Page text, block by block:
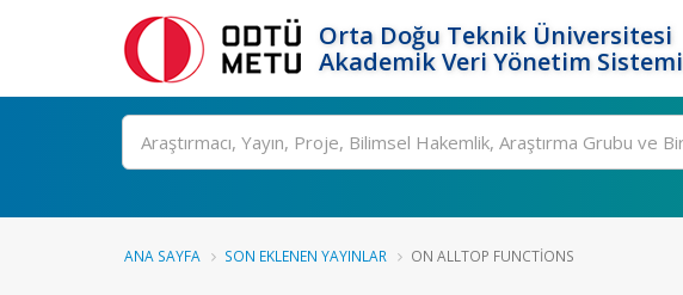
Orta Doğu Teknik Üniversitesi
Akademik Veri Yönetim Sistemi
Ara
ANA SAYFA SON EKLENEN YAYINLAR ON ALLTOP FUNCTIONS